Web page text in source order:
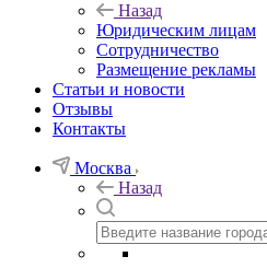
Назад
Юридическим лицам
Сотрудничество
Размещение рекламы
Статьи и новости
Отзывы
Контакты
Москва
Назад